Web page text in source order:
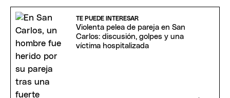
TE PUEDE INTERESAR
Violenta pelea de pareja en San
Carlos: discusión, golpes y una
víctima hospitalizada